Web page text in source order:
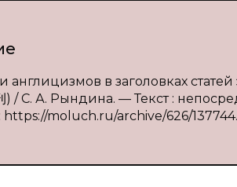
в заголовках
) / С. А. Рындина. — Текст :
moluch.ru/archive/626/137744.